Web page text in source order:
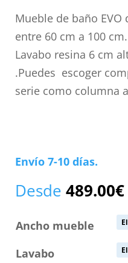
Mueble de baño
entre 60 cm a 100
Lavabo resina 6 cm
.Puedes escoger
serie como columna
Envío 7-10 días.
Desde 489.00€
Ancho mueble
Lavabo